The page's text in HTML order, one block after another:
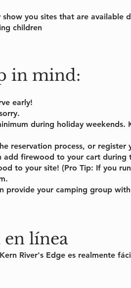
you sites that are available
children
in mind:
early!
during holiday weekends.
reservation process, or register
firewood to your cart during
to your site! (Pro Tip: If you
provide your camping group
en línea
River's Edge es realmente